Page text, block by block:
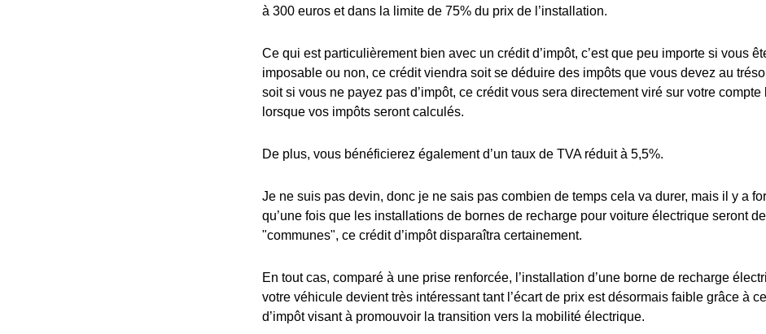
à 300 euros et dans la limite de 75% du prix de l’installation.
Ce qui est particulièrement bien avec un crédit d’impôt, c’est que peu importe si vous
imposable ou non, ce crédit viendra soit se déduire des impôts que vous devez au
soit si vous ne payez pas d’impôt, ce crédit vous sera directement viré sur votre compte
lorsque vos impôts seront calculés.
De plus, vous bénéficierez également d’un taux de TVA réduit à 5,5%.
Je ne suis pas devin, donc je ne sais pas combien de temps cela va durer, mais il y a
qu’une fois que les installations de bornes de recharge pour voiture électrique seront
"communes", ce crédit d’impôt disparaîtra certainement.
En tout cas, comparé à une prise renforcée, l’installation d’une borne de recharge
votre véhicule devient très intéressant tant l’écart de prix est désormais faible grâce à
d’impôt visant à promouvoir la transition vers la mobilité électrique.